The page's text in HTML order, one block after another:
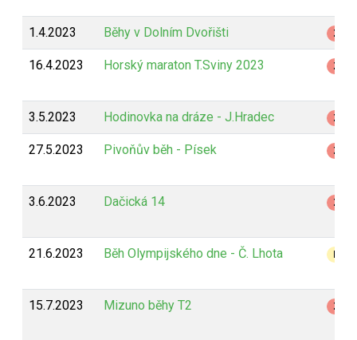
1.4.2023 Běhy v Dolním Dvořišti Z
16.4.2023 Horský maraton T.Sviny 2023 Z
3.5.2023 Hodinovka na dráze - J.Hradec Z
27.5.2023 Pivoňův běh - Písek Z
3.6.2023 Dačická 14 Z
21.6.2023 Běh Olympijského dne - Č. Lhota
15.7.2023 Mizuno běhy T2 Z